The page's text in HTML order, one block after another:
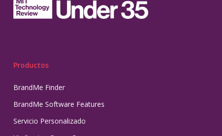
Productos
BrandMe Finder
BrandMe Software Features
Servicio Personalizado